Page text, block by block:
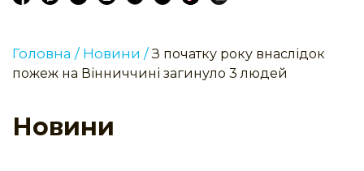
Головна / Новини / З початку року внаслідок
пожеж на Вінниччині загинуло 3 людей
Новини